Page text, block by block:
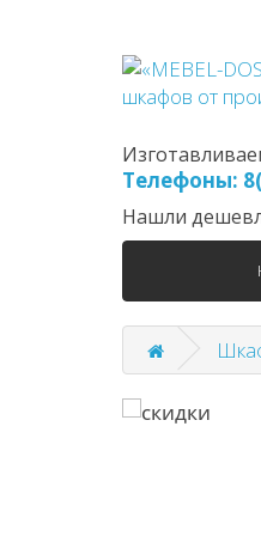
Телефоны:
Нашли